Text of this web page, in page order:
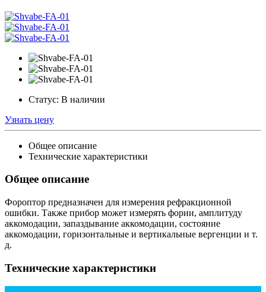
Статус: В наличии
Узнать цену
Общее описание
Технические характеристики
Общее описание
Фороптор предназначен для измерения рефракционной
ошибки. Также прибор может измерять фории, амплитуду
аккомодации, запаздывание аккомодации, состояние
аккомодации, горизонтальные и вертикальные вергенции и т.
д.
Технические характеристики